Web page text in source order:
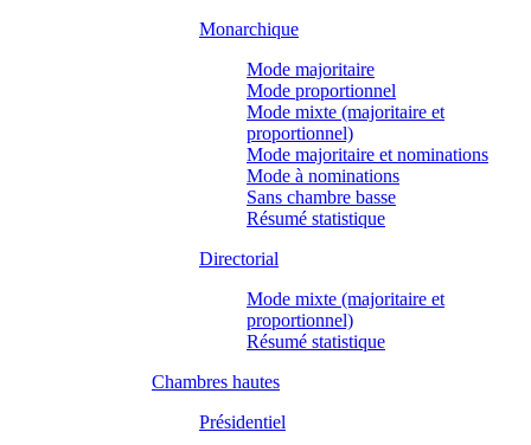
Monarchique
Mode majoritaire
Mode proportionnel
Mode mixte (majoritaire et
proportionnel)
Mode majoritaire et nominations
Mode à nominations
Sans chambre basse
Résumé statistique
Directorial
Mode mixte (majoritaire et
proportionnel)
Résumé statistique
Chambres hautes
Présidentiel